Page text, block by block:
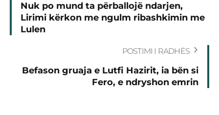
Nuk po mund ta përballojë ndarjen,
Lirimi kërkon me ngulm ribashkimin me
Lulen
POSTIMI I RADHËS
Befason gruaja e Lutfi Hazirit, ia bën si
Fero, e ndryshon emrin